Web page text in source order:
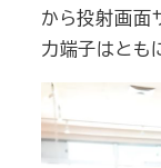
から投射画面
力端子はとも